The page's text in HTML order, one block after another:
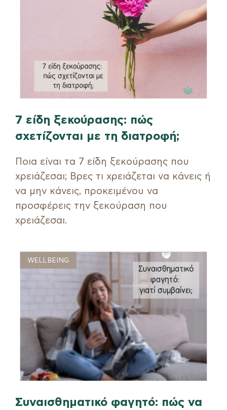
7 είδη ξεκούρασης: πώς
σχετίζονται με τη διατροφή;
Ποια είναι τα 7 είδη ξεκούρασης που
χρειάζεσαι; Βρες τι χρειάζεται να κάνεις ή
να μην κάνεις, προκειμένου να
προσφέρεις την ξεκούραση που
χρειάζεσαι.
WELLBEING
Συναισθηματικό φαγητό: πώς να